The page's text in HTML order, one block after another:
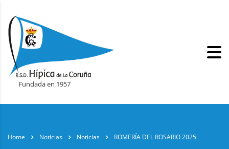
Fundada en 1957
Home Noticias Noticias ROMERÍA DEL ROSARIO 2025